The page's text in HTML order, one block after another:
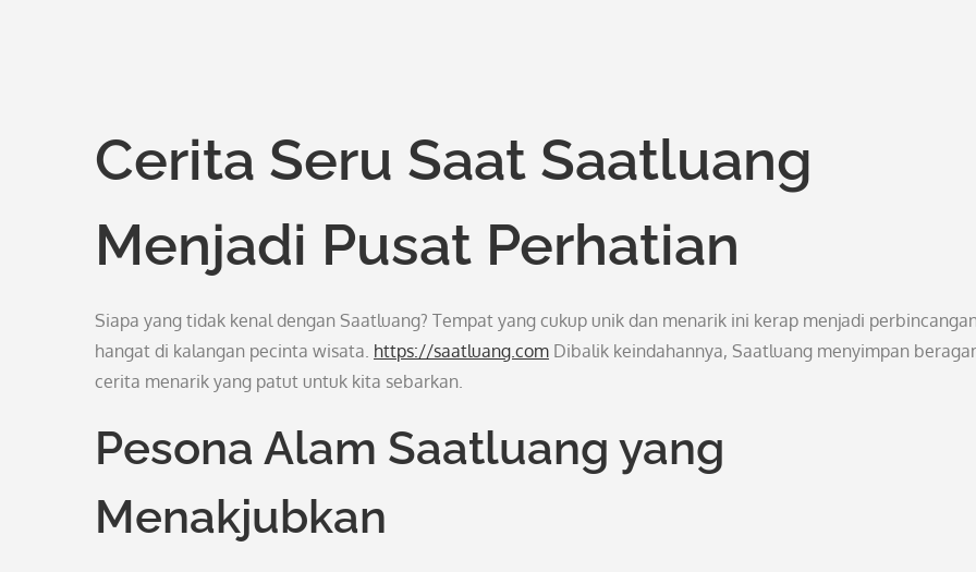
Cerita Seru Saat Saatluang
Menjadi Pusat Perhatian
Siapa yang tidak kenal dengan Saatluang? Tempat yang cukup unik dan menarik ini kerap menjadi
hangat di kalangan pecinta wisata. https://saatluang.com Dibalik keindahannya, Saatluang menyimpan
cerita menarik yang patut untuk kita sebarkan.
Pesona Alam Saatluang yang
Menakjubkan